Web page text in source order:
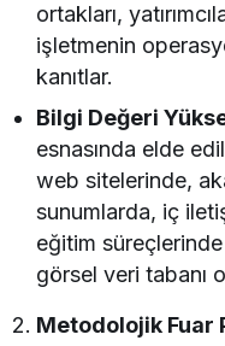
ortakları,
işletmenin
kanıtlar.
Bilgi Değeri
esnasında elde
web sitelerinde,
sunumlarda, iç
eğitim
görsel veri tabanı
Metodolojik Fuar